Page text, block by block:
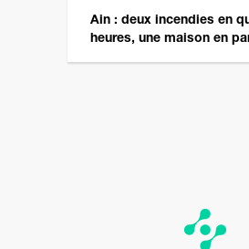
Ain : deux incendies en
heures, une maison en